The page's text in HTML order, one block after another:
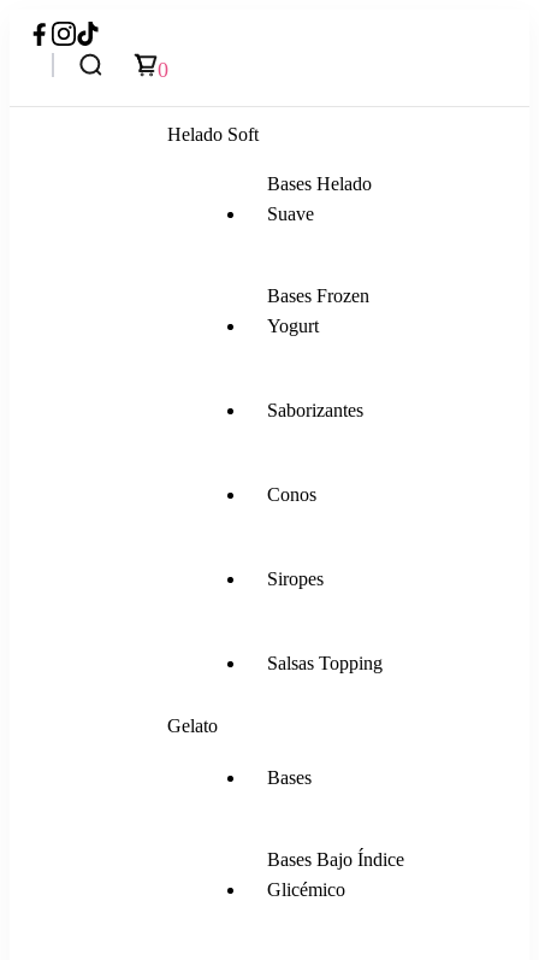
0
Helado Soft
Bases Helado
Suave
Bases Frozen
Yogurt
Saborizantes
Conos
Siropes
Salsas Topping
Gelato
Bases
Bases Bajo Índice
Glicémico